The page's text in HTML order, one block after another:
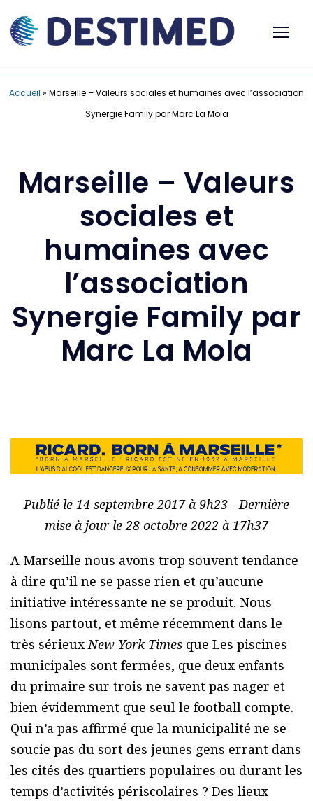
Accueil » Marseille – Valeurs sociales et humaines avec l’association
Synergie Family par Marc La Mola
Marseille – Valeurs
sociales et
humaines avec
l’association
Synergie Family par
Marc La Mola
Publié le 14 septembre 2017 à 9h23 - Dernière
mise à jour le 28 octobre 2022 à 17h37
A Marseille nous avons trop souvent tendance
à dire qu’il ne se passe rien et qu’aucune
initiative intéressante ne se produit. Nous
lisons partout, et même récemment dans le
très sérieuxNew York Times que Les piscines
municipales sont fermées, que deux enfants
du primaire sur trois ne savent pas nager et
bien évidemment que seul le football compte.
Qui n’a pas affirmé que la municipalité ne se
soucie pas du sort des jeunes gens errant dans
les cités des quartiers populaires ou durant les
temps d’activités périscolaires ? Des lieux